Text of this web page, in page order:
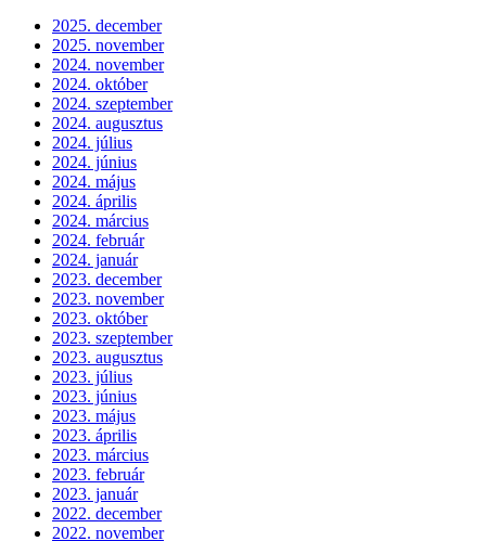
2025. december
2025. november
2024. november
2024. október
2024. szeptember
2024. augusztus
2024. július
2024. június
2024. május
2024. április
2024. március
2024. február
2024. január
2023. december
2023. november
2023. október
2023. szeptember
2023. augusztus
2023. július
2023. június
2023. május
2023. április
2023. március
2023. február
2023. január
2022. december
2022. november